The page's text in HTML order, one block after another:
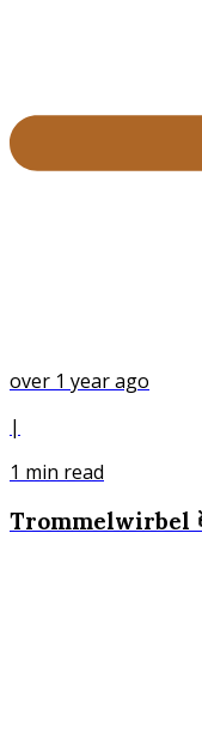
over 1 year ago
|
1 min read
Trommelwirbel